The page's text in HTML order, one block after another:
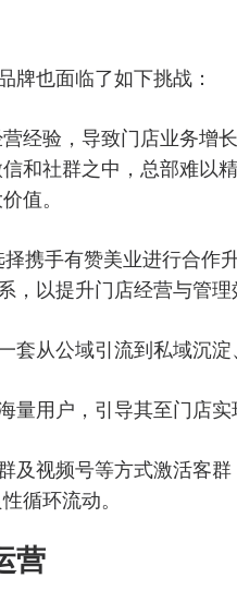
牌也面临了如下挑战：
经验，导致门店业务增长
和社群之中，总部难以
值。
携手有赞美业进行合作
，以提升门店经营与管理
套从公域引流到私域沉淀
量用户，引导其至门店实
及视频号等方式激活客
循环流动。
营